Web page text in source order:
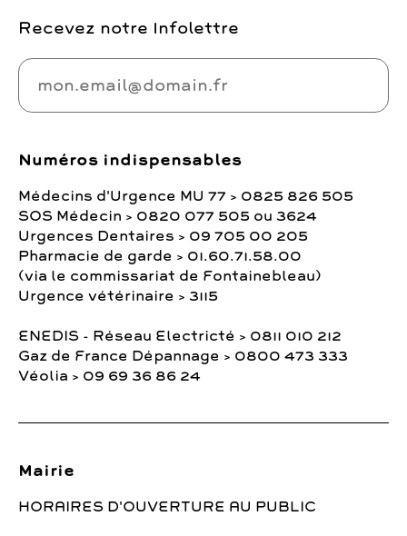
Recevez notre Infolettre
Numéros indispensables
Médecins d'Urgence MU 77 > 0825 826 505
SOS Médecin > 0820 077 505 ou 3624
Urgences Dentaires > 09 705 00 205
Pharmacie de garde > 01.60.71.58.00
(via le commissariat de Fontainebleau)
Urgence vétérinaire > 3115
ENEDIS - Réseau Electricté > 0811 010 212
Gaz de France Dépannage > 0800 473 333
Véolia > 09 69 36 86 24
Mairie
HORAIRES D'OUVERTURE AU PUBLIC